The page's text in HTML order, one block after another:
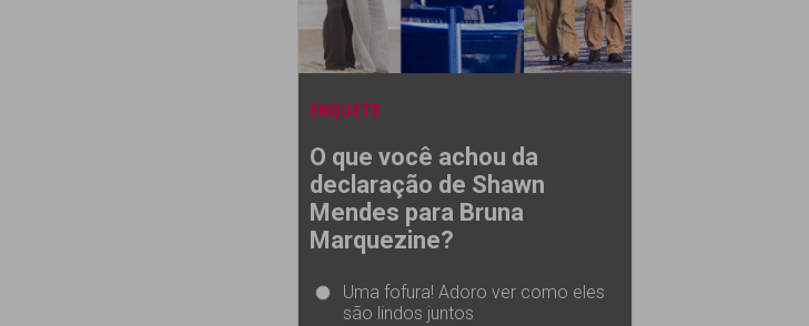
ENQUETE
O que você achou da
declaração de Shawn
Mendes para Bruna
Marquezine?
Uma fofura! Adoro ver como eles
são lindos juntos